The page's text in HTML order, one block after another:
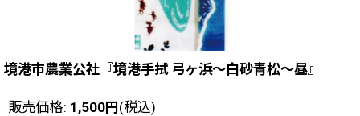
境港市農業公社『境港手拭 弓ヶ浜〜白砂青松〜昼』
販売価格: 1,500円(税込)